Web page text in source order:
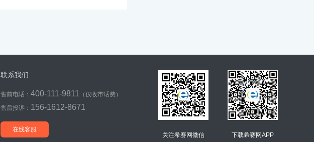
联系我们
售前电话： 400-111-9811
（仅收市话费）
售后投诉： 156-1612-8671
在线客服
关注希赛网微信 下载希赛网APP